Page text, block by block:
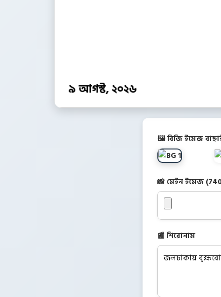
৯ আগস্ট, ২০২৬
🖼️ বিজি ইমেজ
📸 মেইন ইমেজ
📰 শিরোনাম